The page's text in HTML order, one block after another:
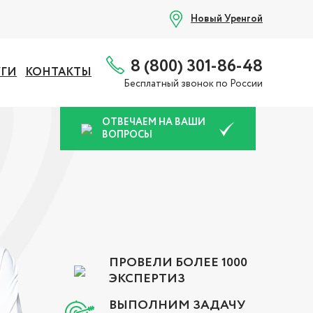
Новый Уренгой
КОНТАКТЫ 8 (800) 301-86-48
Бесплатный звонок по России
ОТВЕЧАЕМ НА ВАШИ
ВОПРОСЫ
ПРОВЕЛИ БОЛЕЕ 1000
ЭКСПЕРТИЗ
ВЫПОЛНИМ ЗАДАЧУ